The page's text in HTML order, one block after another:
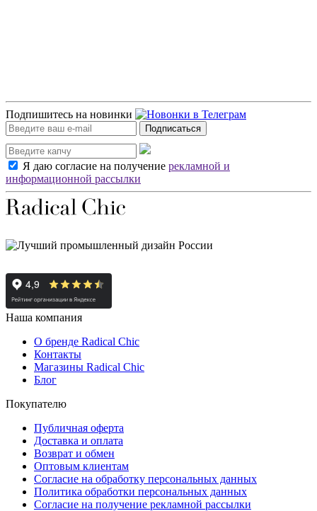
Подпишитесь на новинки
Подписаться
Я даю согласие на получение рекламной и
информационной рассылки
Наша компания
О бренде Radical Chic
Контакты
Магазины Radical Chic
Блог
Покупателю
Публичная оферта
Доставка и оплата
Возврат и обмен
Оптовым клиентам
Согласие на обработку персональных данных
Политика обработки персональных данных
Согласие на получение рекламной рассылки